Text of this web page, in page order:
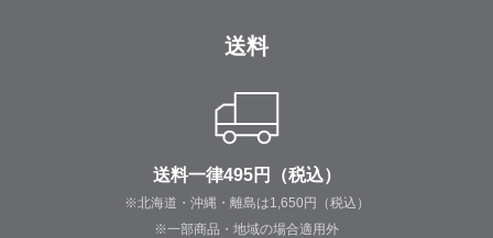
送料
送料一律495円（税込）
※北海道・沖縄・離島は1,650円（税込）
※一部商品・地域の場合適用外